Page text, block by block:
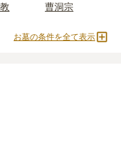
いただくか、資料請求
曹洞宗
樹木葬
画あり
お墓の条件を全て表示